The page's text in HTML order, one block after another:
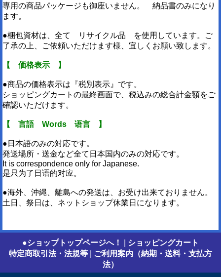
専用の商品パッケージも御座いません。 納品書のみになり
ます。
●梱包資材は、全て リサイクル品 を使用しています。ご
了承の上、ご依頼いただけます様、宜しくお願い致します。
【 価格表示 】
●商品の価格表示は『税別表示』です。
ショッピングカートの最終画面で、税込みの総合計金額をご
確認いただけます。
【 言語 Words 语言 】
●日本語のみの対応です。
発送場所・送金など全て日本国内のみの対応です。
It is correspondence only for Japanese.
是只为了日语的对应。
●海外、沖縄、離島への発送は、お受け出来ておりません。
土日、祭日は、ネットショップ休業日になります。
●ショップトップページへ！
ショッピングカート
特定商取引法・法規等
ご利用案内（納期・送料・支払方
法）